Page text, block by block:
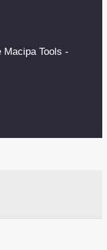
Tools -